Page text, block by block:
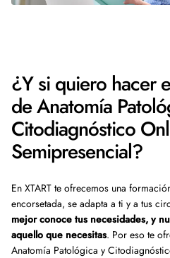
¿Y si quiero hacer
de Anatomía
Citodiagnóstico
Semipresencial?
En XTART te ofrecemos una
encorsetada, se adapta a ti y a tus
mejor conoce tus necesidades, y
aquello que necesitas. Por eso te
Anatomía Patológica y